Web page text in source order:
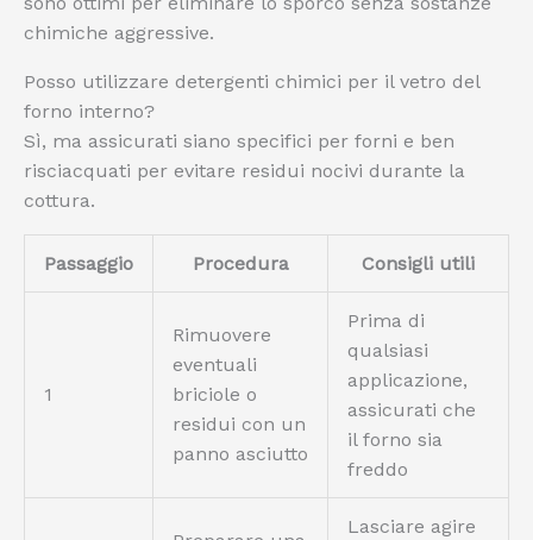
chimiche aggressive.
Posso utilizzare detergenti chimici per il vetro del
forno interno?
Sì, ma assicurati siano specifici per forni e ben
risciacquati per evitare residui nocivi durante la
cottura.
Passaggio Procedura Consigli utili
1
Rimuovere
eventuali
briciole o
residui con un
panno asciutto
Prima di
qualsiasi
applicazione,
assicurati che
il forno sia
freddo
Lasciare agire